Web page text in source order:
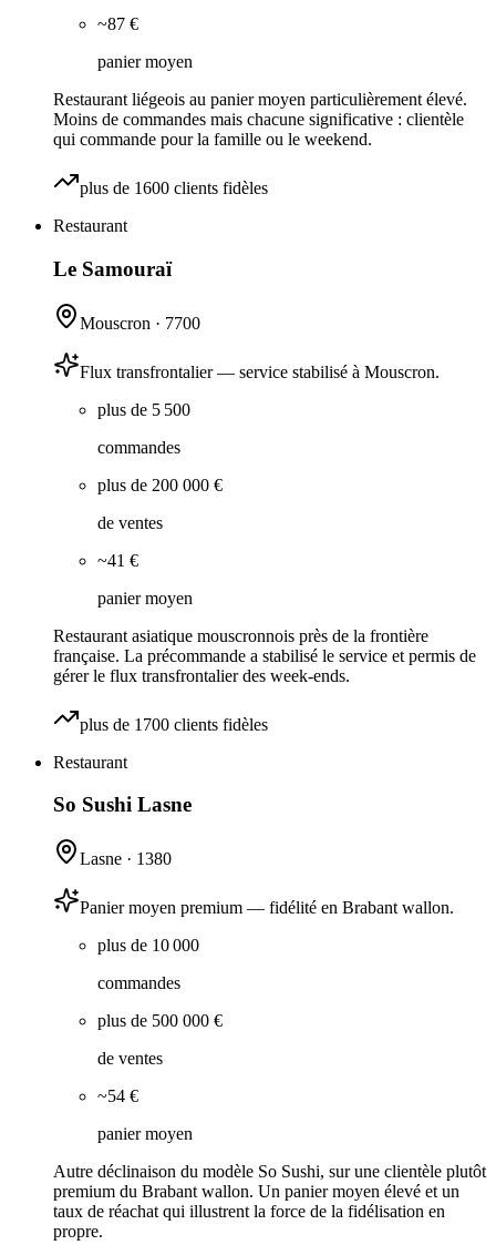
~87 €
panier moyen
Restaurant liégeois au panier moyen particulièrement élevé.
Moins de commandes mais chacune significative : clientèle
qui commande pour la famille ou le weekend.
plus de 1600 clients fidèles
Restaurant
Le Samouraï
Mouscron · 7700
Flux transfrontalier — service stabilisé à Mouscron.
plus de 5 500
commandes
plus de 200 000 €
de ventes
~41 €
panier moyen
Restaurant asiatique mouscronnois près de la frontière
française. La précommande a stabilisé le service et permis de
gérer le flux transfrontalier des week-ends.
plus de 1700 clients fidèles
Restaurant
So Sushi Lasne
Lasne · 1380
Panier moyen premium — fidélité en Brabant wallon.
plus de 10 000
commandes
plus de 500 000 €
de ventes
~54 €
panier moyen
Autre déclinaison du modèle So Sushi, sur une clientèle plutôt
premium du Brabant wallon. Un panier moyen élevé et un
taux de réachat qui illustrent la force de la fidélisation en
propre.